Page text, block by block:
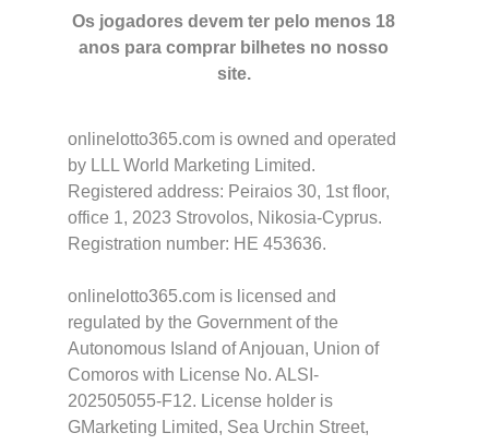
Os jogadores devem ter pelo menos 18
anos para comprar bilhetes no nosso
site.
onlinelotto365.com is owned and operated
by LLL World Marketing Limited.
Registered address: Peiraios 30, 1st floor,
office 1, 2023 Strovolos, Nikosia-Cyprus.
Registration number: HE 453636.
onlinelotto365.com is licensed and
regulated by the Government of the
Autonomous Island of Anjouan, Union of
Comoros with License No. ALSI-
202505055-F12. License holder is
GMarketing Limited, Sea Urchin Street,